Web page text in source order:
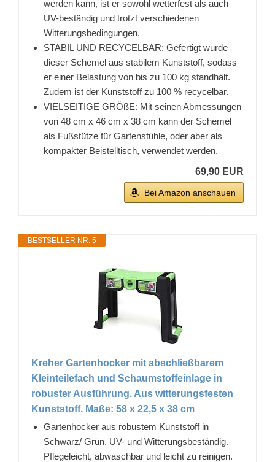
werden kann, ist er sowohl wetterfest als auch
UV-beständig und trotzt verschiedenen
Witterungsbedingungen.
STABIL UND RECYCELBAR: Gefertigt wurde
dieser Schemel aus stabilem Kunststoff, sodass
er einer Belastung von bis zu 100 kg standhält.
Zudem ist der Kunststoff zu 100 % recycelbar.
VIELSEITIGE GRÖßE: Mit seinen Abmessungen
von 48 cm x 46 cm x 38 cm kann der Schemel
als Fußstütze für Gartenstühle, oder aber als
kompakter Beistelltisch, verwendet werden.
69,90 EUR
Bei Amazon anschauen
BESTSELLER NR. 5
Kreher Gartenhocker mit abschließbarem
Kleinteilefach und Schaumstoffeinlage in
robuster Ausführung. Aus witterungsfesten
Kunststoff. Maße: 58 x 22,5 x 38 cm
Gartenhocker aus robustem Kunststoff in
Schwarz/ Grün. UV- und Witterungsbeständig.
Pflegeleicht, abwaschbar und leicht zu reinigen.